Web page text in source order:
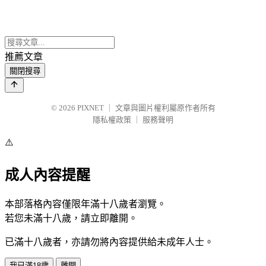
推薦文章
關閉搜尋
© 2026 PIXNET
文章與圖片權利屬原作者所有
隱私權政策
服務聲明
⚠️
成人內容提醒
本部落格內容僅限年滿十八歲者瀏覽。
若您未滿十八歲，請立即離開。
已滿十八歲者，亦請勿將內容提供給未成年人士。